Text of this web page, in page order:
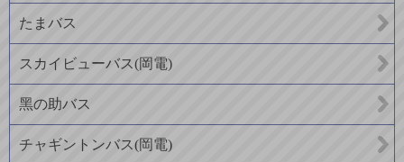
たまバス
スカイビューバス(岡電)
黑の助バス
チャギントンバス(岡電)